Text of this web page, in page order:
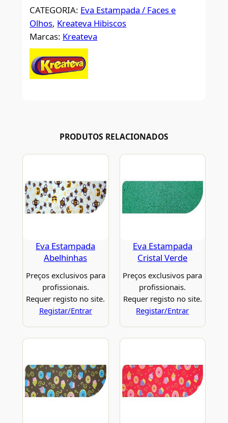
CATEGORIA: Eva Estampada / Faces e
Olhos, Kreateva Hibiscos
Marcas: Kreateva
PRODUTOS RELACIONADOS
Eva Estampada
Abelhinhas
Preços exclusivos para
profissionais.
Requer registo no site.
Registar/Entrar
Eva Estampada
Cristal Verde
Preços exclusivos para
profissionais.
Requer registo no site.
Registar/Entrar